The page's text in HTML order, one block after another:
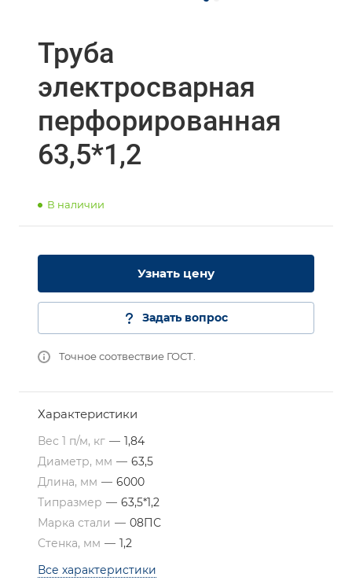
Труба
электросварная
перфорированная
63,5*1,2
В наличии
Узнать цену
Задать вопрос
Точное соотвествие ГОСТ.
Характеристики
Вес 1 п/м, кг — 1,84
Диаметр, мм — 63,5
Длина, мм — 6000
Типразмер — 63,5*1,2
Марка стали — 08ПС
Стенка, мм — 1,2
Все характеристики